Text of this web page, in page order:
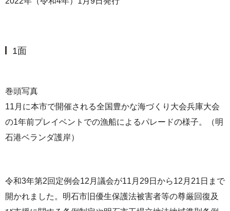
1面
巻頭写真
11月に本市で開催される全国豊かな海づくり大会兵庫大会
の1年前プレイベントでの漁船によるパレードの様子。（明
石港ベランダ護岸）
令和3年第2回定例会12月議会が11月29日から12月21日まで
開かれました。明石市旧優生保護法被害者等の尊厳回復及